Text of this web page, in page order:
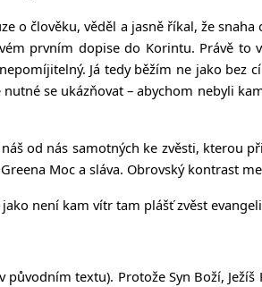
o člověku, věděl a jasně říkal, že
prvním dopise do Korintu. Právě
Já tedy běžím ne jako
nutné se ukázňovat – abychom nebyli
od nás samotných ke zvěsti, kterou
Moc a sláva. Obrovský kontrast
není kam vítr tam plášť zvěst
původním textu). Protože Syn Boží,